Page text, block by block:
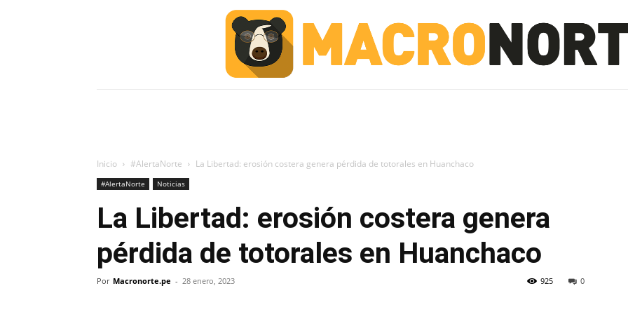
Inicio #AlertaNorte La Libertad: erosión costera genera pérdida de totorales en Huanchaco
#AlertaNorte Noticias
La Libertad: erosión costera genera
pérdida de totorales en Huanchaco
Por Macronorte.pe - 28 enero, 2023 0
925